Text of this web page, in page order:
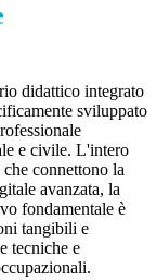
didattico integrato
sviluppato
e civile. L'intero
connettono la
avanzata, la
fondamentale è
tangibili e
tecniche e